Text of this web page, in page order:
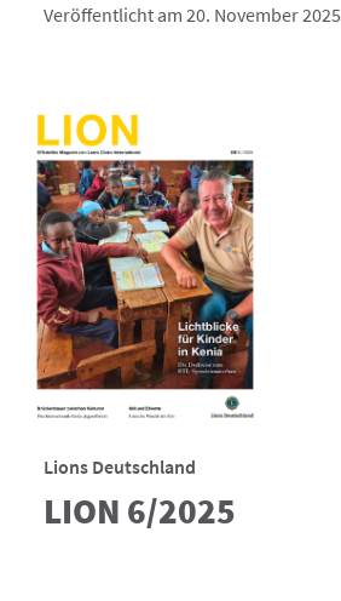
Veröffentlicht am 20. November 2025
Lions Deutschland
LION 6/2025